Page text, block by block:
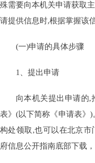
殊需要向本机关申请获取
请提供信息时,根据掌握该
(一)申请的具体步骤
1、提出申请
向本机关提出申请的,
表》(以下简称《申请表》
构处领取,也可以在北京市
府信息公开指南底部下载